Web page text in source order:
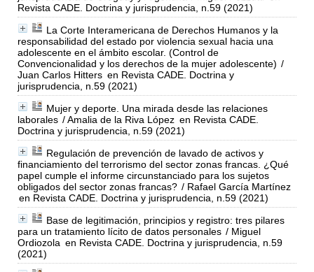
Revista CADE. Doctrina y jurisprudencia, n.59 (2021)
La Corte Interamericana de Derechos Humanos y la
responsabilidad del estado por violencia sexual hacia una
adolescente en el ámbito escolar. (Control de
Convencionalidad y los derechos de la mujer adolescente) /
Juan Carlos Hitters en Revista CADE. Doctrina y
jurisprudencia, n.59 (2021)
Mujer y deporte. Una mirada desde las relaciones
laborales / Amalia de la Riva López en Revista CADE.
Doctrina y jurisprudencia, n.59 (2021)
Regulación de prevención de lavado de activos y
financiamiento del terrorismo del sector zonas francas. ¿Qué
papel cumple el informe circunstanciado para los sujetos
obligados del sector zonas francas? / Rafael García Martínez
en Revista CADE. Doctrina y jurisprudencia, n.59 (2021)
Base de legitimación, principios y registro: tres pilares
para un tratamiento lícito de datos personales / Miguel
Ordiozola en Revista CADE. Doctrina y jurisprudencia, n.59
(2021)